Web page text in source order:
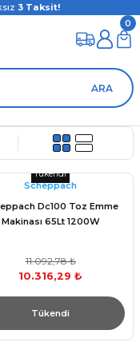
3 Taksit!
ARA
0
Tükendi
Scheppach
Dc100 Toz Emme
Makinası 65Lt 1200W
11.092,78 ₺
10.316,29 ₺
Tükendi